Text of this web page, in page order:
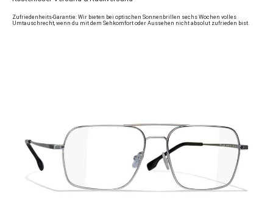
Zufriedenheits-Garantie: Wir bieten bei optischen Sonnenbrillen sechs Wochen volles
Umtauschrecht, wenn du mit dem Sehkomfort oder Aussehen nicht absolut zufrieden bist.